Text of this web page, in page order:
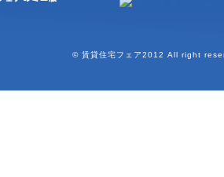
© 賃貸住宅フェア2012 All right